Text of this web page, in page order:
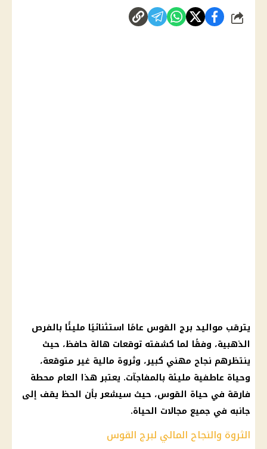
شارك
يترقب مواليد برج القوس عامًا استثنائيًا مليئًا بالفرص
الذهبية، وفقًا لما كشفته توقعات هالة حافظ، حيث
ينتظرهم نجاح مهني كبير، وثروة مالية غير متوقعة،
وحياة عاطفية مليئة بالمفاجآت. يعتبر هذا العام محطة
فارقة في حياة القوس، حيث سيشعر بأن الحظ يقف إلى
جانبه في جميع مجالات الحياة.
الثروة والنجاح المالي لبرج القوس